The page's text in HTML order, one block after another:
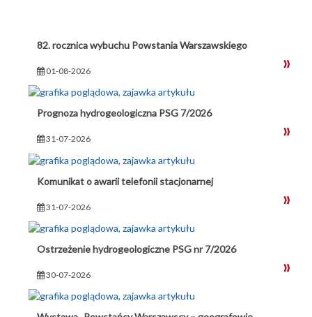
82. rocznica wybuchu Powstania Warszawskiego
01-08-2026
Prognoza hydrogeologiczna PSG 7/2026
31-07-2026
Komunikat o awarii telefonii stacjonarnej
31-07-2026
Ostrzeżenie hydrogeologiczne PSG nr 7/2026
30-07-2026